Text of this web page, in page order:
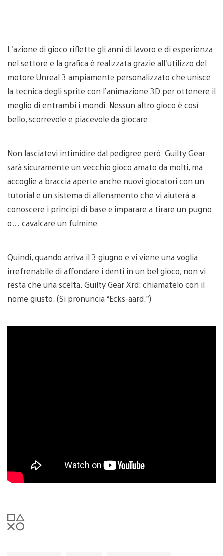
L’azione di gioco riflette gli anni di lavoro e di esperienza
nel settore e la grafica è realizzata grazie all’utilizzo del
motore Unreal 3 ampiamente personalizzato che unisce
la tecnica degli sprite con l’animazione 3D per ottenere il
meglio di entrambi i mondi. Nessun altro gioco è così
bello, scorrevole e piacevole da giocare.
Non lasciatevi intimidire dal pedigree però: Guilty Gear
sarà sicuramente un vecchio gioco amato da molti, ma
accoglie a braccia aperte anche nuovi giocatori con un
tutorial e un sistema di allenamento che vi aiuterà a
conoscere i principi di base e imparare a tirare un pugno
o… cavalcare un fulmine.
Quindi, quando arriva il 3 giugno e vi viene una voglia
irrefrenabile di affondare i denti in un bel gioco, non vi
resta che una scelta. Guilty Gear Xrd: chiamatelo con il
nome giusto. (Si pronuncia “Ecks-aard.”)